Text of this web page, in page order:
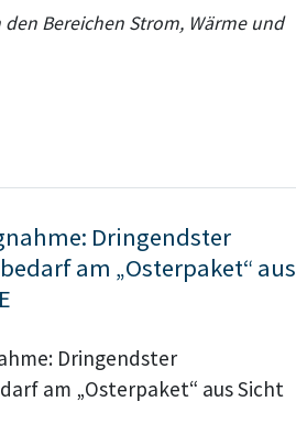
Bereichen Strom, Wärme und
Dringendster
am „Osterpaket“ aus
Dringendster
am „Osterpaket“ aus Sicht